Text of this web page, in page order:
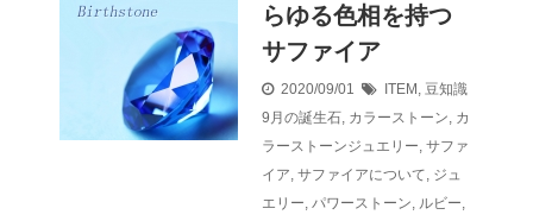
らゆる色相を持つ
サファイア
2020/09/01 ITEM, 豆知識
9月の誕生石, カラーストーン, カ
ラーストーンジュエリー, サファ
イア, サファイアについて, ジュ
エリー, パワーストーン, ルビー,